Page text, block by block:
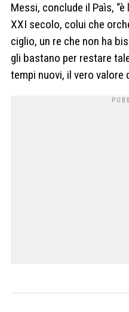
Messi, conclude il Paìs,
XXI secolo, colui che
ciglio, un re che non ha
gli bastano per restare
tempi nuovi, il vero valore